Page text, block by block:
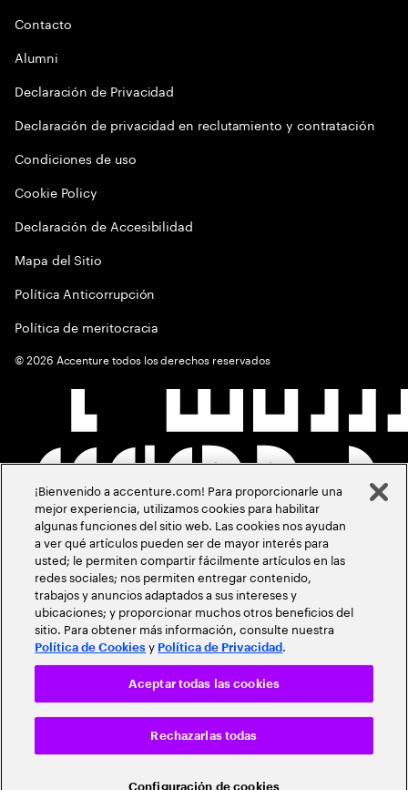
Contacto
Alumni
Declaración de Privacidad
Declaración de privacidad en reclutamiento y contratación
Condiciones de uso
Cookie Policy
Declaración de Accesibilidad
Mapa del Sitio
Política Anticorrupción
Política de meritocracia
©2026 Accenture todos los derechos reservados
¡Bienvenido a accenture.com! Para proporcionarle una
mejor experiencia, utilizamos cookies para habilitar
algunas funciones del sitio web. Las cookies nos ayudan
a ver qué artículos pueden ser de mayor interés para
usted; le permiten compartir fácilmente artículos en las
redes sociales; nos permiten entregar contenido,
trabajos y anuncios adaptados a sus intereses y
ubicaciones; y proporcionar muchos otros beneficios del
sitio. Para obtener más información, consulte nuestra
Política de Cookies y Política de Privacidad .
Configuración de cookies
Rechazarlas todas
Aceptar todas las cookies